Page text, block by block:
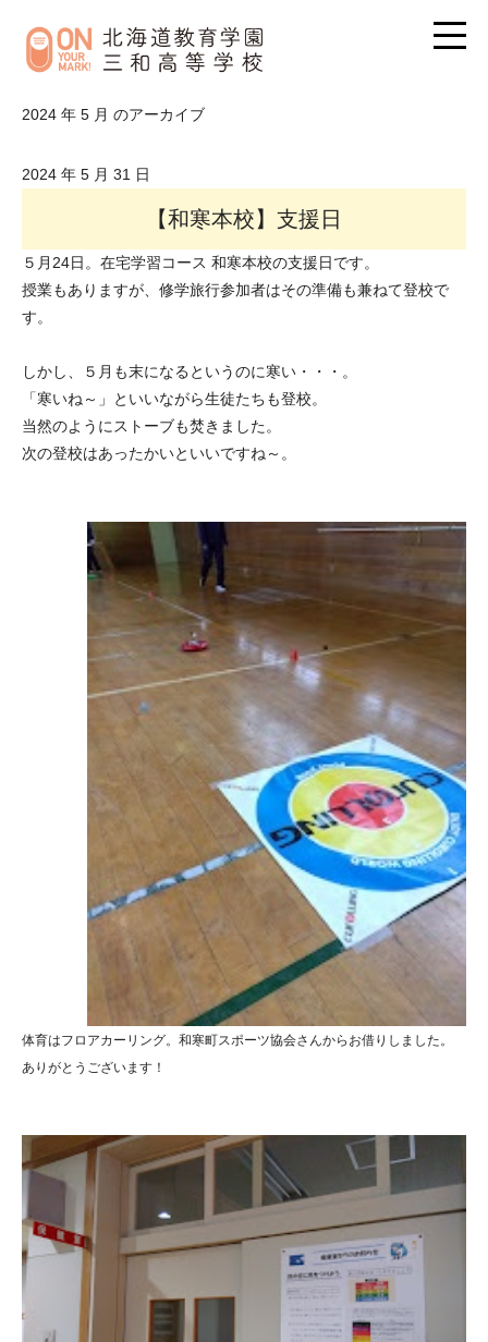
2024 年 5 月 のアーカイブ
2024 年 5 月 31 日
【和寒本校】支援日
５月24日。在宅学習コース 和寒本校の支援日です。
授業もありますが、修学旅行参加者はその準備も兼ねて登校で
す。
しかし、５月も末になるというのに寒い・・・。
「寒いね～」といいながら生徒たちも登校。
当然のようにストーブも焚きました。
次の登校はあったかいといいですね～。
体育はフロアカーリング。和寒町スポーツ協会さんからお借りしました。
ありがとうございます！